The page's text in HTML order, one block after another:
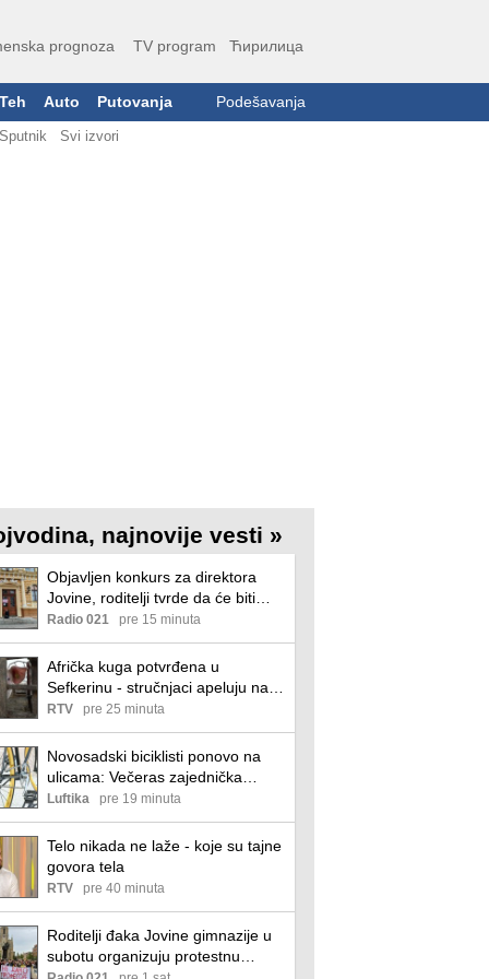
prognoza TV program Ћирилица
Teh Auto Putovanja Podešavanja
Sputnik Svi izvori
najnovije vesti »
Objavljen konkurs za direktora
Jovine, roditelji tvrde da će biti
poništen
Radio 021 pre 15 minuta
Afrička kuga potvrđena u
Sefkerinu - stručnjaci apeluju na
odgovornost vlasnika
RTV pre 25 minuta
Novosadski biciklisti ponovo na
ulicama: Večeras zajednička
vožnja uz poruku „Studenti
pobeđuju!“
Luftika pre 19 minuta
Telo nikada ne laže - koje su tajne
govora tela
RTV pre 40 minuta
Roditelji đaka Jovine gimnazije u
subotu organizuju protestnu